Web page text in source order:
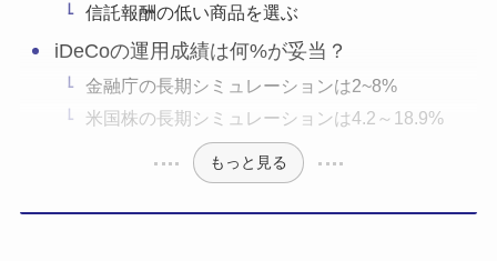
信託報酬の低い商品を選ぶ
iDeCoの運用成績は何%が妥当？
金融庁の長期シミュレーションは2~8%
米国株の長期シミュレーションは4.2～18.9%
もっと見る